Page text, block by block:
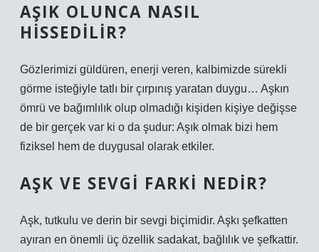
AŞIK OLUNCA NASIL
HISSEDILIR?
Gözlerimizi güldüren, enerji veren, kalbimizde sürekli
görme isteğiyle tatlı bir çırpınış yaratan duygu… Aşkın
ömrü ve bağımlılık olup olmadığı kişiden kişiye değişse
de bir gerçek var ki o da şudur: Aşık olmak bizi hem
fiziksel hem de duygusal olarak etkiler.
AŞK VE SEVGI FARKI NEDIR?
Aşk, tutkulu ve derin bir sevgi biçimidir. Aşkı şefkatten
ayıran en önemli üç özellik sadakat, bağlılık ve şefkattir.